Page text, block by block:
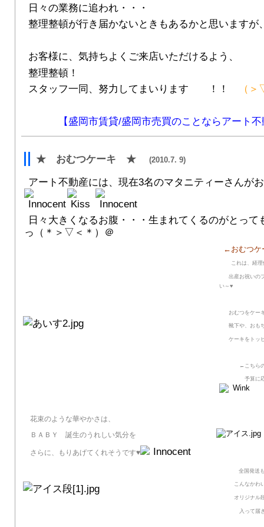
日々の業務に追われ・・・
整理整頓が行き届かないときもあるかと思いますが
お客様に、気持ちよくご来店いただけるよう、
整理整頓！
スタッフ一同、努力してまいります ！！
（＞
【盛岡市賃貸/盛岡市売買のことならアート
★ おむつケーキ ★ (2010.7. 9)
アート不動産には、現在3名のマタニティーさんが
日々大きくなるお腹・・・生まれてくるのがとって
っ（＊＞▽＜＊）＠
←おむつケ
これは、経
出産お祝いの
い～♥
おむつをケー
靴下や、おも
ケーキをトッ
←こちらの場
予算に応じ
花束のような華やかさは、
ＢＡＢＹ 誕生のうれしい気分を
さらに、もりあげてくれそうです♥
全国発送
こんなかわ
オリジナル段
入って届き